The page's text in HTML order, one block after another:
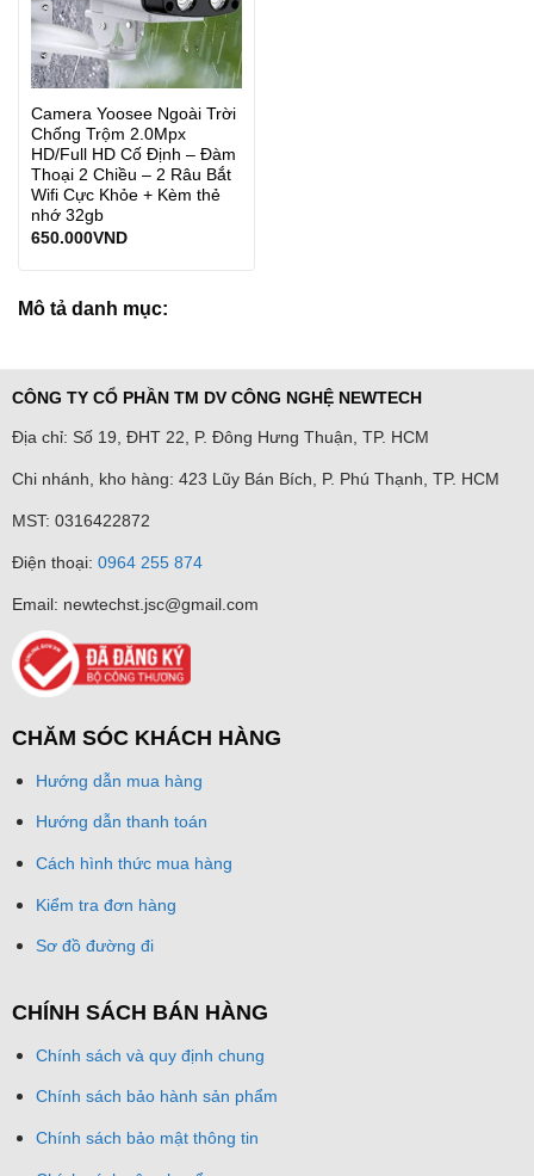
Camera Yoosee Ngoài Trời
Chống Trộm 2.0Mpx
HD/Full HD Cố Định – Đàm
Thoại 2 Chiều – 2 Râu Bắt
Wifi Cực Khỏe + Kèm thẻ
nhớ 32gb
650.000VND
Mô tả danh mục:
CÔNG TY CỔ PHẦN TM DV CÔNG NGHỆ NEWTECH
Địa chỉ: Số 19, ĐHT 22, P. Đông Hưng Thuận, TP. HCM
Chi nhánh, kho hàng: 423 Lũy Bán Bích, P. Phú Thạnh, TP. HCM
MST: 0316422872
Điện thoại: 0964 255 874
Email: newtechst.jsc@gmail.com
CHĂM SÓC KHÁCH HÀNG
Hướng dẫn mua hàng
Hướng dẫn thanh toán
Cách hình thức mua hàng
Kiểm tra đơn hàng
Sơ đồ đường đi
CHÍNH SÁCH BÁN HÀNG
Chính sách và quy định chung
Chính sách bảo hành sản phẩm
Chính sách bảo mật thông tin